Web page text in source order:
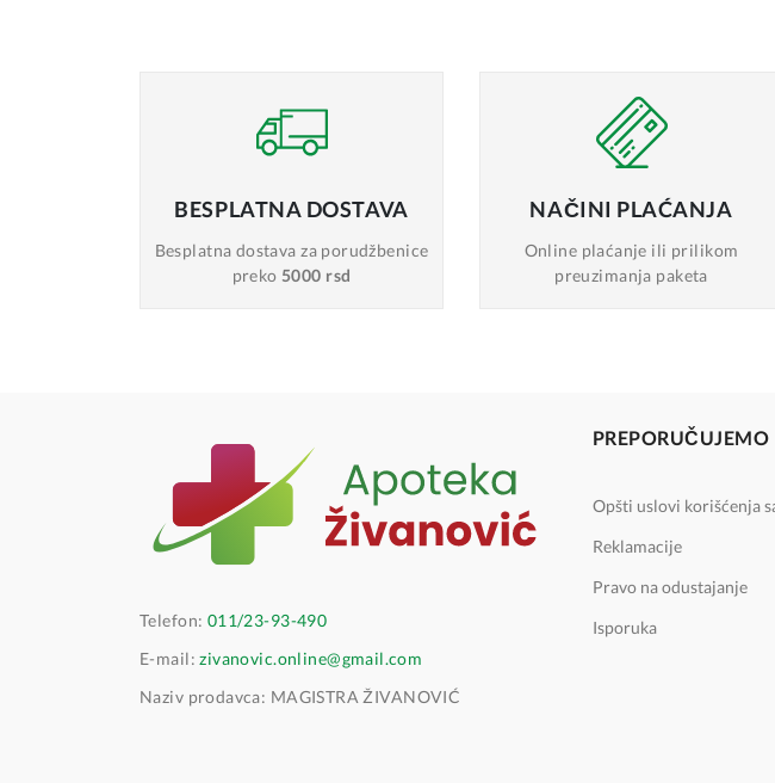
BESPLATNA DOSTAVA
Besplatna dostavaza porudžbenice
preko 5000 rsd
NAČINI PLAĆANJA
Online plaćanje ili prilikom
preuzimanja paketa
Telefon: 011/23-93-490
E-mail:zivanovic.online@gmail.com
Naziv prodavca: MAGISTRA ŽIVANOVIĆ
PREPORUČUJEMO
Opšti uslovi korišćenja
Reklamacije
Pravo na odustajanje
Isporuka